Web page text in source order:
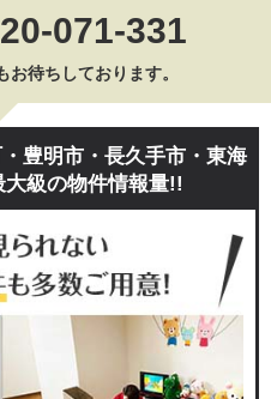
071-331
待ちしております。
豊明市・長久手市・東海
級の物件情報量!!